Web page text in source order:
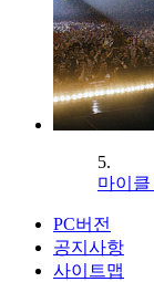
5.
마이
PC버전
공지사항
사이트맵